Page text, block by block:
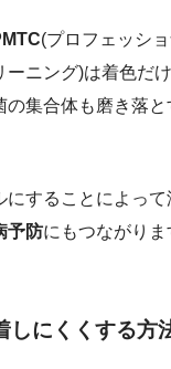
(プロフェッシ
ーニング)は着色だ
の集合体も磨き落と
することによって
予防にもつながりま
しにくくする方